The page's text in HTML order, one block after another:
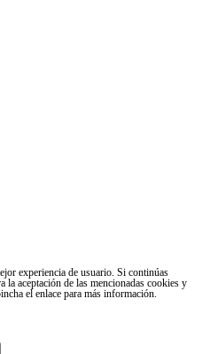
experiencia de usuario. Si continúas
la aceptación de las mencionadas cookies y
el enlace para más información.